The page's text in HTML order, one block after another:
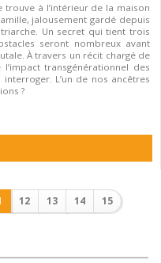
trouve à l’intérieur de la maison
jalousement gardé depuis
Un secret qui tient trois
seront nombreux avant
À travers un récit chargé de
transgénérationnel des
L’un de nos ancêtres
?
12 13 14 15